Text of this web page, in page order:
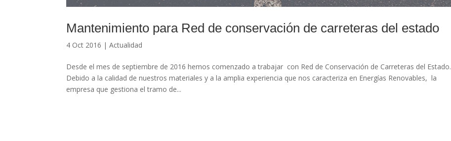
Mantenimiento para Red de conservación de carreteras del estado
4 Oct 2016 |Actualidad
Desde el mes de septiembre de 2016 hemos comenzado a trabajar con Red de Conservación de Carreteras del Estado.
Debido a la calidad de nuestros materiales y a la amplia experiencia que nos caracteriza en Energías Renovables, la
empresa que gestiona el tramo de...